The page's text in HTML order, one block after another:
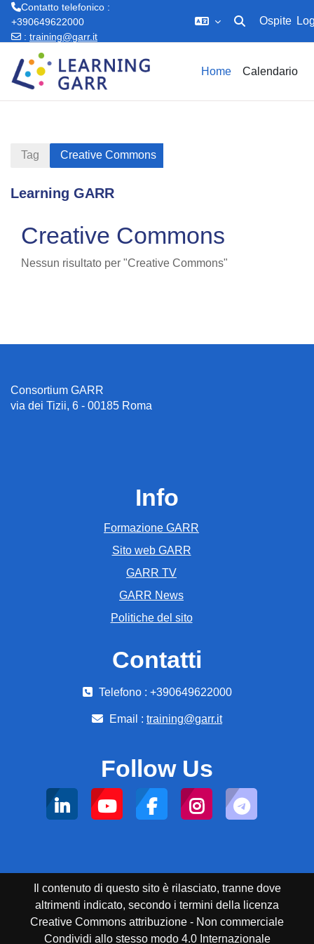
Contatto telefonico :
+390649622000
: training@garr.it
Attiva/disattiva
Ospite
Home Calendario
Tag Creative Commons
Learning GARR
Creative Commons
Nessun risultato per "Creative Commons"
Consortium GARR
via dei Tizii, 6 - 00185 Roma
Info
Formazione GARR
Sito web GARR
GARR TV
GARR News
Politiche del sito
Contatti
Telefono : +390649622000
Email : training@garr.it
Follow Us
Il contenuto di questo sito è rilasciato, tranne dove
altrimenti indicato, secondo i termini della licenza
Creative Commons attribuzione - Non commerciale
Condividi allo stesso modo 4.0 Internazionale